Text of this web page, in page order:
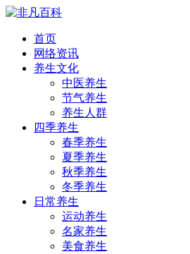
首页
网络资讯
养生文化
中医养生
节气养生
养生人群
四季养生
春季养生
夏季养生
秋季养生
冬季养生
日常养生
运动养生
名家养生
美食养生